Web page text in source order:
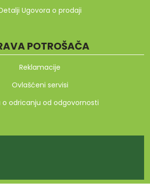
Ugovora o prodaji
POTROŠAČA
Reklamacije
Ovlašćeni servisi
o odricanju od odgovornosti